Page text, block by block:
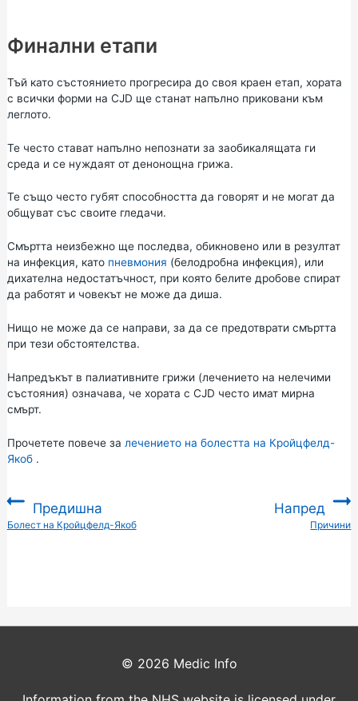
Финални етапи
Тъй като състоянието прогресира до своя краен етап, хората
с всички форми на CJD ще станат напълно приковани към
леглото.
Те често стават напълно непознати за заобикалящата ги
среда и се нуждаят от денонощна грижа.
Те също често губят способността да говорят и не могат да
общуват със своите гледачи.
Смъртта неизбежно ще последва, обикновено или в резултат
на инфекция, като пневмония (белодробна инфекция), или
дихателна недостатъчност, при която белите дробове спират
да работят и човекът не може да диша.
Нищо не може да се направи, за да се предотврати смъртта
при тези обстоятелства.
Напредъкът в палиативните грижи (лечението на нелечими
състояния) означава, че хората с CJD често имат мирна
смърт.
Прочетете повече за лечението на болестта на Кройцфелд-
Якоб.
Предишна
:Болест на Кройцфелд-Якоб
Напред
Причини
© 2026 Medic Info